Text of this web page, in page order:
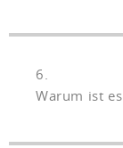
6.
Warum ist